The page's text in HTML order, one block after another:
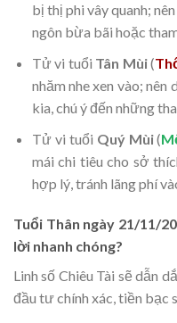
bị thị phi vây quanh;
ngôn bừa bãi hoặc
Tử vi tuổi Tân Mùi(
nhăm nhe xen vào;
kia, chú ý đến những
Tử vi tuổi Quý Mùi(
mái chi tiêu cho sở
hợp lý, tránh lãng phí
Tuổi Thân ngày 21/11/
lời nhanh chóng?
Linh số Chiêu Tài sẽ dẫn
đầu tư chính xác, tiền bạc